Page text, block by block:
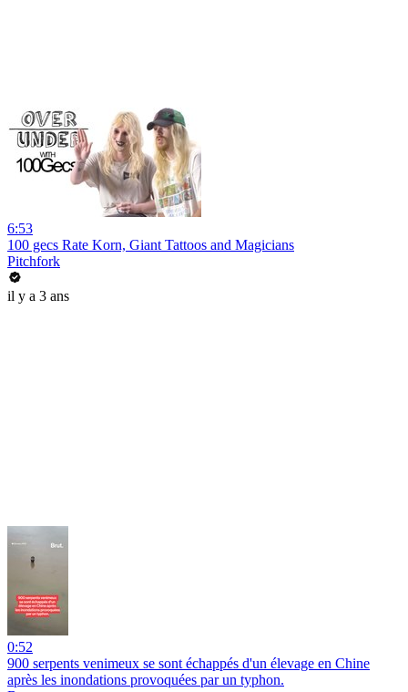
6:53
100 gecs Rate Korn, Giant Tattoos and Magicians
Pitchfork
il y a 3 ans
0:52
900 serpents venimeux se sont échappés d'un élevage en Chine
après les inondations provoquées par un typhon.